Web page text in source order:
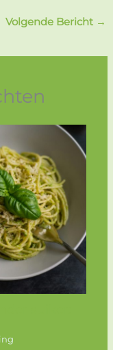
Volgende Bericht →